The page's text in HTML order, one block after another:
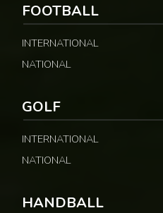
FOOTBALL
INTERNATIONAL
NATIONAL
GOLF
INTERNATIONAL
NATIONAL
HANDBALL